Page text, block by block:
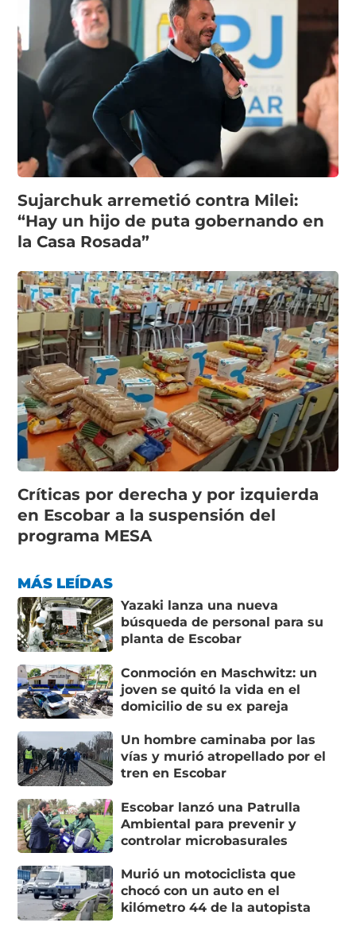
Sujarchuk arremetió contra Milei:
“Hay un hijo de puta gobernando en
la Casa Rosada”
Críticas por derecha y por izquierda
en Escobar a la suspensión del
programa MESA
MÁS LEÍDAS
Yazaki lanza una nueva
búsqueda de personal para su
planta de Escobar
Conmoción en Maschwitz: un
joven se quitó la vida en el
domicilio de su ex pareja
Un hombre caminaba por las
vías y murió atropellado por el
tren en Escobar
Escobar lanzó una Patrulla
Ambiental para prevenir y
controlar microbasurales
Murió un motociclista que
chocó con un auto en el
kilómetro 44 de la autopista